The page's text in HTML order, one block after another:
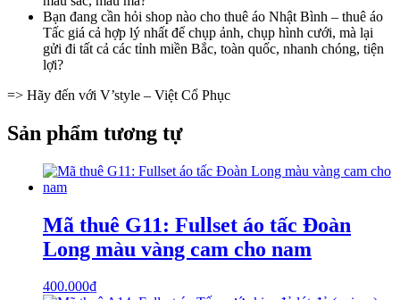
Bạn đang cần hỏi shop nào cho thuê áo Nhật Bình – thuê áo
Tấc giá cả hợp lý nhất để chụp ảnh, chụp hình cưới, mà lại
gửi đi tất cả các tỉnh miền Bắc, toàn quốc, nhanh chóng, tiện
lợi?
=> Hãy đến với V’style – Việt Cổ Phục
Sản phẩm tương tự
Mã thuê G11: Fullset áo tấc Đoàn
Long màu vàng cam cho nam
400.000₫